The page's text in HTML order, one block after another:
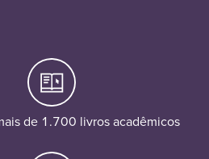
de 1.700 livros acadêmicos